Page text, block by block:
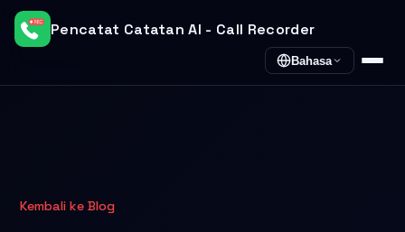
Pencatat Catatan AI - Call Recorder
Bahasa
Kembali ke Blog